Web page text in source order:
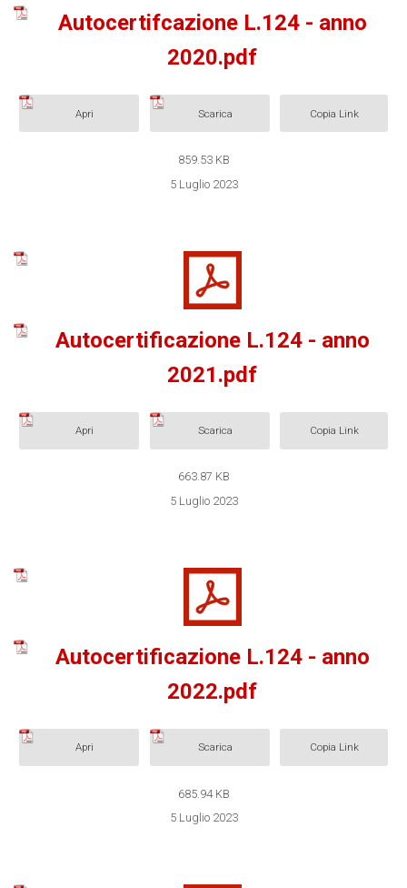
Autocertifcazione L.124 - anno
2020.pdf
Apri Scarica Copia Link
859.53 KB
5 Luglio 2023
Autocertificazione L.124 - anno
2021.pdf
Apri Scarica Copia Link
663.87 KB
5 Luglio 2023
Autocertificazione L.124 - anno
2022.pdf
Apri Scarica Copia Link
685.94 KB
5 Luglio 2023